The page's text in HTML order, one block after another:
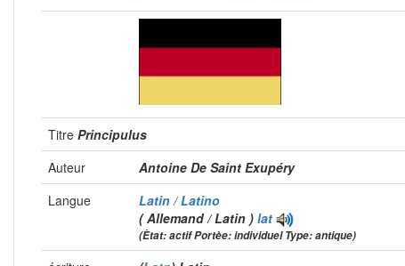
Titre Principulus
Auteur
Antoine De Saint Exupéry
Langue
Latin / Latino
( Allemand / Latin ) lat
(Ètat: actif Portèe: individuel Type: antique)